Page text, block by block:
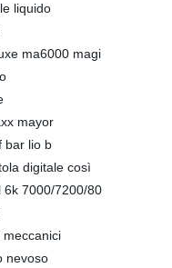
liquido
ma6000 magi
mayor
bar lio b
digitale così
6k 7000/7200/80
meccanici
nevoso